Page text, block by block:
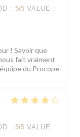
: 5/5 VALUE :
! Savoir que
fait vraiment
du Procope
: 5/5 VALUE :